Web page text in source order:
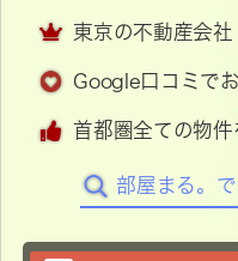
東京の不動産会
Google口コミで
首都圏全ての物
部屋まる。